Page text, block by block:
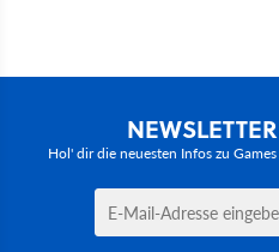
Hol' dir die neuesten Infos zu